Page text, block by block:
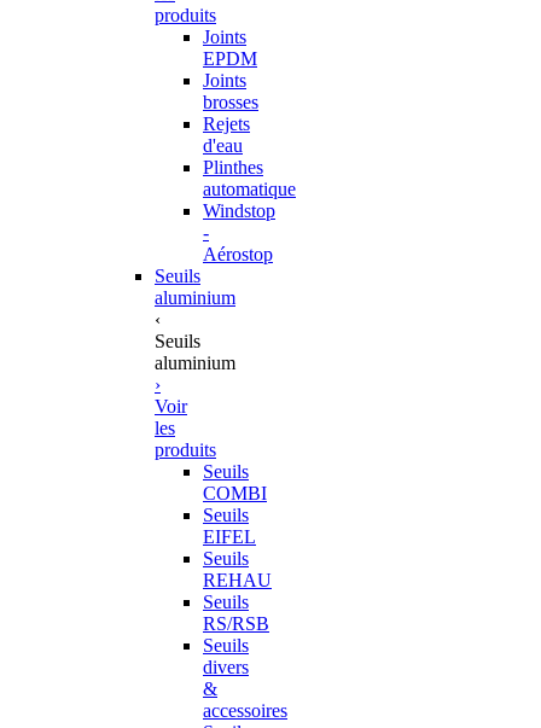
produits
Joints
EPDM
Joints
brosses
Rejets
d'eau
Plinthes
automatique
Windstop
-
Aérostop
Seuils
aluminium
‹
Seuils
aluminium
›
Voir
les
produits
Seuils
COMBI
Seuils
EIFEL
Seuils
REHAU
Seuils
RS/RSB
Seuils
divers
&
accessoires